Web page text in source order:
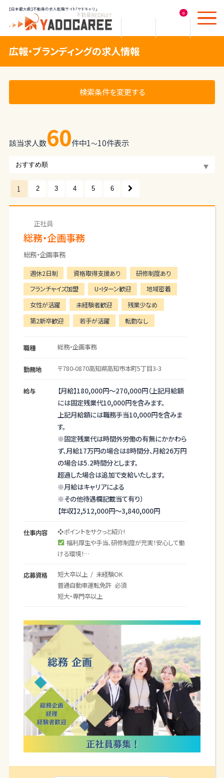
【日本最大級】不動産の求人転職サイト「ヤドキャリ」
0
広報・ブランディングの求人情報
検索条件を変更する
該当求人数60件中1〜10件表示
1 2 3 4 5 6
正社員
総務・企画事務
総務・企画事務
週休2日制 資格取得支援あり
研修制度あり
フランチャイズ加盟
U・Iターン歓迎
地域密着
女性が活躍
未経験者歓迎
残業少なめ
第2新卒歓迎
若手が活躍 転勤なし
職種 総務・企画事務
勤務地 〒780-0870高知県高知市本町5丁目3-3
給与 【月給】180,000円～270,000円（上記月給額
には固定残業代10,000円を含みます。
上記月給額には職務手当10,000円を含みま
す。
※固定残業代は時間外労働の有無にかかわら
ず、月給17万円の場合は8時間分、月給26万円
の場合は5.2時間分とします。
超過した場合は追加で支給いたします。
※月給はキャリアによる
※その他待遇欄記載当て有り）
【年収】2,512,000円～3,840,000円
仕事内容
❖ポイントをサクっと紹介!
福利厚生や手当、研修制度が充実！安心して働
ける環境！
の時間を確保できる！
未経験でも安心！社員同士のサポート体制のも
とで成長できる！
定員になり次第、募集締め切りいたします。
ぜひ、この機会をお見逃しなく、お気軽にご応募く
ださいね。
────────────────────
❖どんなお仕事？
総務業務、採用業務がメインのお仕事となります。
新卒採用活動では説明会の運営や面接の準備、学
生の対応、社内イベントでは企画運営などを行って
いただきます。
新しいことにチャレンジできる人、人のために行動
できる人、営業経験を活かしたい人、企画すること
が好きな人、ぜひお待ちしております。
応募資格
短大卒以上 / 未経験OK
普通自動車運転免許 必須
短大・専門卒以上